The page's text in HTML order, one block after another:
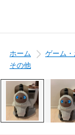
ホーム ゲーム
その他